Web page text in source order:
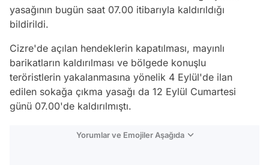
yasağının bugün saat 07.00 itibarıyla kaldırıldığı
bildirildi.
Cizre'de açılan hendeklerin kapatılması, mayınlı
barikatların kaldırılması ve bölgede konuşlu
teröristlerin yakalanmasına yönelik 4 Eylül'de ilan
edilen sokağa çıkma yasağı da 12 Eylül Cumartesi
günü 07.00'de kaldırılmıştı.
Yorumlar ve Emojiler Aşağıda